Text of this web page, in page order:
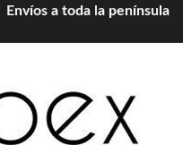
Envíos a toda la península